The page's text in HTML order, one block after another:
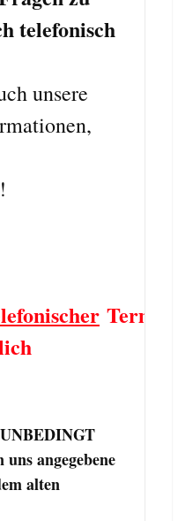
telefonisch
unsere
Termin
angegebene
alten